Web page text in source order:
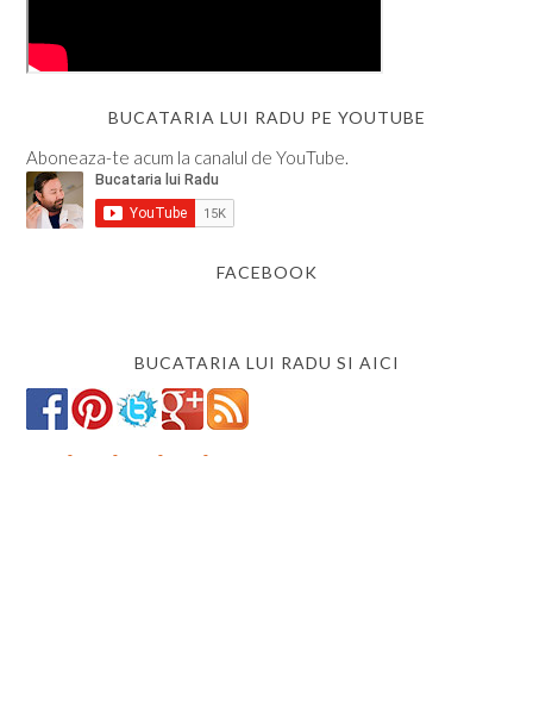
BUCATARIA LUI RADU PE YOUTUBE
Aboneaza-te acum la canalul de YouTube.
FACEBOOK
BUCATARIA LUI RADU SI AICI